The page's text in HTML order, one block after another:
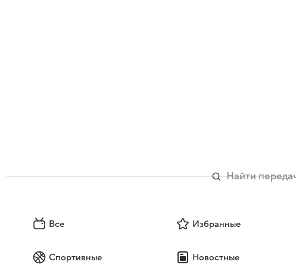
Все Избранные
Спортивные Новостные